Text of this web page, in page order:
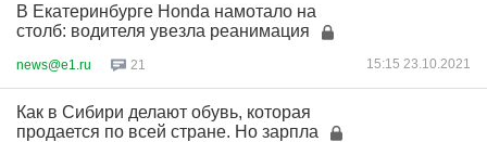
В Екатеринбурге Honda намотало на
столб: водителя увезла реанимация
news@e1.ru 21 15:15 23.10.2021
Как в Сибири делают обувь, которая
продается по всей стране. Но зарпла